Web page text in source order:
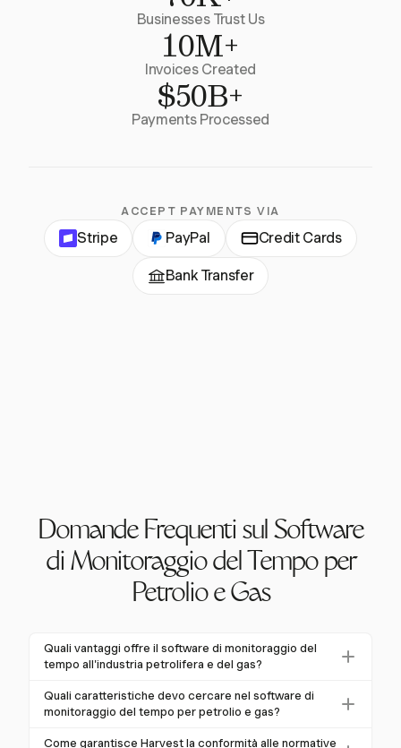
Businesses Trust Us
10M+
Invoices Created
$50B+
Payments Processed
ACCEPT PAYMENTS VIA
Stripe PayPal Credit Cards
Bank Transfer
Domande Frequenti sul Software
di Monitoraggio del Tempo per
Petrolio e Gas
Quali vantaggi offre il software di monitoraggio del
tempo all'industria petrolifera e del gas?
Il software di monitoraggio del tempo offre vantaggi
all'industria petrolifera e del gas migliorando la
Quali caratteristiche devo cercare nel software di
monitoraggio del tempo per petrolio e gas?
Le caratteristiche chiave includono funzionalità mobili
Come garantisce Harvest la conformità alle normative